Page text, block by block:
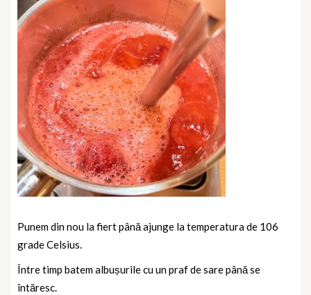
Punem din nou la fiert până ajunge la temperatura de 106
grade Celsius.
Între timp batem albușurile cu un praf de sare până se
întăresc.